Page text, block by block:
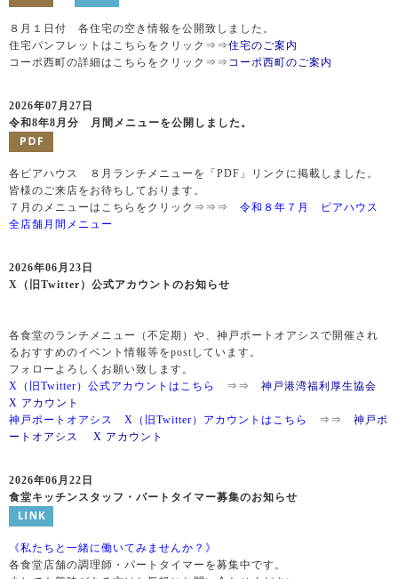
８月１日付 各住宅の空き情報を公開致しました。
住宅パンフレットはこちらをクリック⇒⇒住宅のご案内
コーポ西町の詳細はこちらをクリック⇒⇒ コーポ西町のご案内
2026年07月27日
令和8年8月分 月間メニューを公開しました。
各ピアハウス ８月ランチメニューを「PDF」リンクに掲載しました。
皆様のご来店をお待ちしております。
７月のメニューはこちらをクリック⇒⇒⇒ 令和８年７月 ピアハウス
全店舗月間メニュー
2026年06月23日
X（旧Twitter）公式アカウントのお知らせ
各食堂のランチメニュー（不定期）や、神戸ポートオアシスで開催され
るおすすめのイベント情報等をpostしています。
フォローよろしくお願い致します。
X（旧Twitter）公式アカウントはこちら
⇒⇒ 神戸港湾福利厚生協会
X アカウント
神戸ポートオアシス X（旧Twitter）アカウントはこちら
⇒⇒ 神戸ポ
ートオアシス X アカウント
2026年06月22日
食堂キッチンスタッフ・パートタイマー募集のお知らせ
《私たちと一緒に働いてみませんか？》
各食堂店舗の調理師・パートタイマーを募集中です。